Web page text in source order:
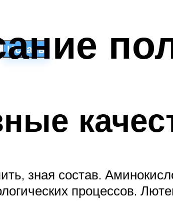
Искать
зная состав.
процессов.